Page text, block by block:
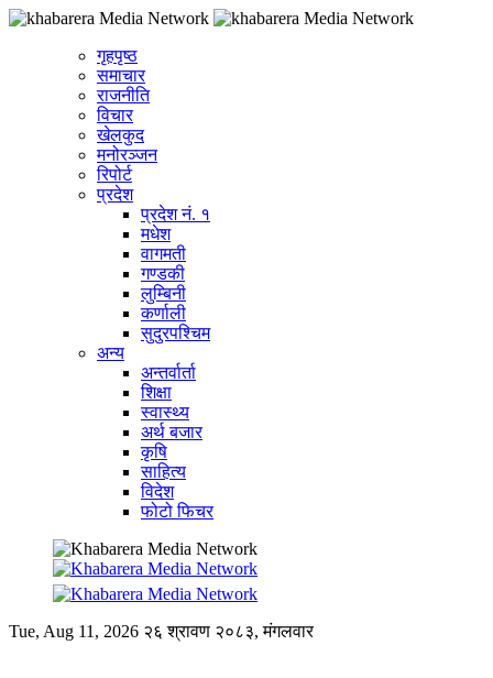
गृहपृष्ठ
समाचार
राजनीति
विचार
खेलकुद
मनोरञ्जन
रिपोर्ट
प्रदेश
प्रदेश नं. १
मधेश
वागमती
गण्डकी
लुम्बिनी
कर्णाली
सुदुरपश्चिम
अन्य
अन्तर्वार्ता
शिक्षा
स्वास्थ्य
अर्थ बजार
कृषि
साहित्य
विदेश
फोटो फिचर
Tue, Aug 11, 2026 २६ श्रावण २०८३, मंगलवार